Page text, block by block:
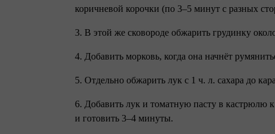
коричневой корочки (по 3–5 минут с разных
3. В этой же сковороде обжарить грудинку
4. Добавить морковь, когда она начнёт
5. Отдельно обжарить лук с 1 ч. л. сахара до
6. Добавить лук и томатную пасту в кастрюлю
и готовить 3–4 минуты.